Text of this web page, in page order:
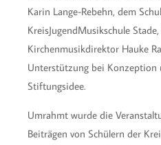
Karin Lange-Rebehn, dem
KreisJugendMusikschule
Kirchenmusikdirektor Hauke
Unterstützung bei Konzeption
Stiftungsidee.
Umrahmt wurde die
Beiträgen von Schülern der